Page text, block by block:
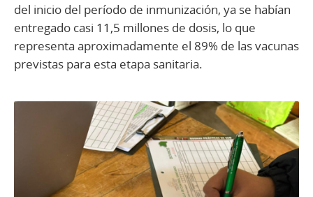
del inicio del período de inmunización, ya se habían
entregado casi 11,5 millones de dosis, lo que
representa aproximadamente el 89% de las vacunas
previstas para esta etapa sanitaria.